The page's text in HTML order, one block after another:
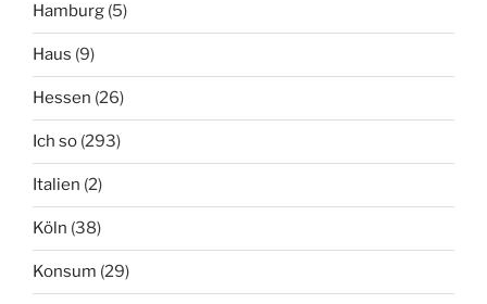
Hamburg (5)
Haus (9)
Hessen (26)
Ich so (293)
Italien (2)
Köln (38)
Konsum (29)